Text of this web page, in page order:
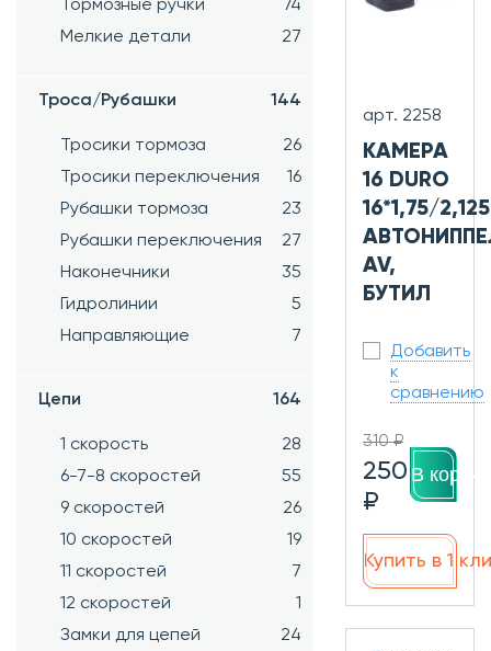
Тормозные ручки
74
Мелкие детали
27
Троса/Рубашки 144
Тросики тормоза
26
Тросики переключения
16
Рубашки тормоза
23
Рубашки переключения
27
Наконечники
35
Гидролинии
5
Направляющие
7
Цепи 164
1 скорость
28
6-7-8 скоростей
55
9 скоростей
26
10 скоростей
19
11 скоростей
7
12 скоростей
1
Замки для цепей
24
арт. 2258
КАМЕРА
16 DURO
16*1,75/2,125
AV,
БУТИЛ
Добавить
к
сравнению
310 ₽
250
₽
В
Купить в 1